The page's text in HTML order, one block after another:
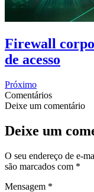
Firewall
de acesso
Próximo
Comentários
Deixe um comentário
Deixe um
O seu endereço de e-
são marcados com *
Mensagem *